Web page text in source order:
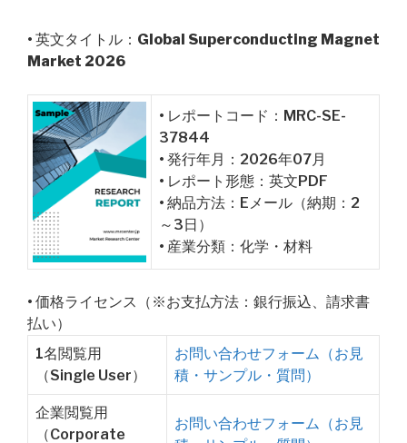
• 英文タイトル： Global Superconducting Magnet
Market 2026
• レポートコード：MRC-SE-
37844
• 発行年月：2026年07月
• レポート形態：英文PDF
• 納品方法：Eメール（納期：2
～3日）
• 産業分類：化学・材料
• 価格ライセンス（※お支払方法：銀行振込、請求書
払い）
1名閲覧用
（Single User）
お問い合わせフォーム（お見
積・サンプル・質問）
企業閲覧用
（Corporate
お問い合わせフォーム（お見